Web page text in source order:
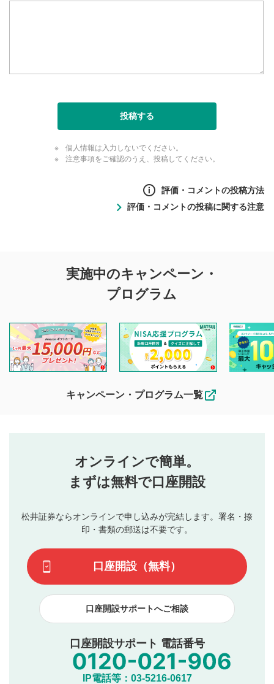
投稿する
個人情報は入力しないでください。
注意事項をご確認のうえ、投稿してください。
評価・コメントの投稿方法
投稿するボタン
星で評価をすると投稿できます。（お名前とコメント
3
動画の評価
です）
評価・コメントの投稿に関する注意
投稿に関する注意
を目的として、各動画コンテンツに、評価およびコメントの
投稿ができます。利用者は以下の注意事項をご理解のうえ、
閲覧および投稿を行うものとしてください。
他の利用者が動画を視聴される際の参考になるコメントをお
待ちしております。
なお、投稿をもって、本注意事項に同意されたものとみなし
行ってください。
当社は、利用者同士、もしくは利用者と第三者間のトラ
ブルによって生じた損害に対して一切の責任を負いませ
評価およびコメントは当社にて審査のうえ、掲載となり
ます。掲載されるまでに日数がかかる場合や掲載されない
てはお答えできません。各動画コンテンツへの掲載をもっ
て結果のご連絡といたします。ご了承ください。
下記の項目に該当すると判断された投稿内容は、掲載を
見合わせる場合がございます。
本動画コンテンツとは無関係の内容の投稿
他者への誹謗中傷や差別的表現投稿
公序良俗に反する内容の投稿
氏名、住所、電話番号など個人を特定できる情報の
他のサイトへの誘導や営利目的、広告・宣伝を目
実施中のキャンペーン・
プログラム
キャンペーン・プログラム一覧
オンラインで簡単。
まずは無料で口座開設
松井証券ならオンラインで申し込みが完結します。署名・捺
印・書類の郵送は不要です。
口座開設（無料）
口座開設サポートへご相談
口座開設サポート 電話番号
IP電話等：03-5216-0617